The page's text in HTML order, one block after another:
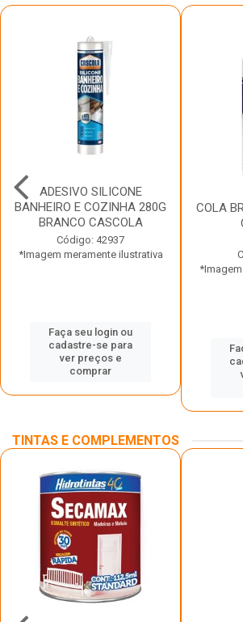
ADESIVO SILICONE
BANHEIRO E COZINHA 280G
BRANCO CASCOLA
Código: 42937
*Imagem meramente ilustrativa
Faça seu login ou
cadastre-se para
ver preços e
comprar
COLA
TINTAS E COMPLEMENTOS